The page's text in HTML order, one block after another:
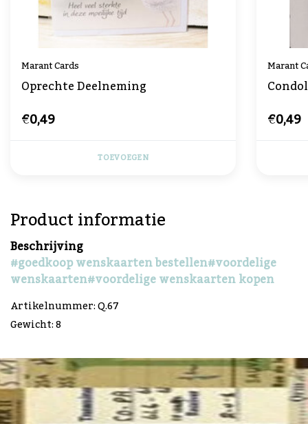
Marant Cards
Oprechte Deelneming
€0,49
TOEVOEGEN
Marant
€0,49
Product informatie
Beschrijving
#goedkoop wenskaarten bestellen#voordelige
wenskaarten#voordelige wenskaarten kopen
Artikelnummer: Q.67
Gewicht: 8